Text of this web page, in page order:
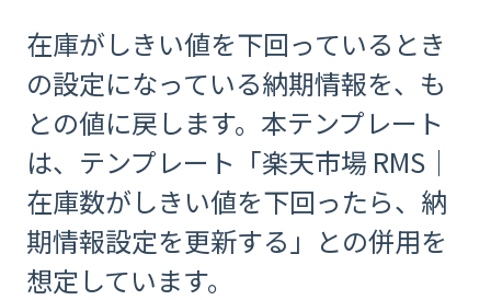
在庫がしきい値を下回っているとき
の設定になっている納期情報を、も
との値に戻します。本テンプレート
は、テンプレート「楽天市場 RMS｜
在庫数がしきい値を下回ったら、納
期情報設定を更新する」との併用を
想定しています。